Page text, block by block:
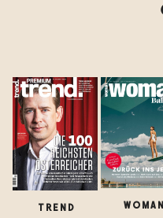
TREND WOMAN